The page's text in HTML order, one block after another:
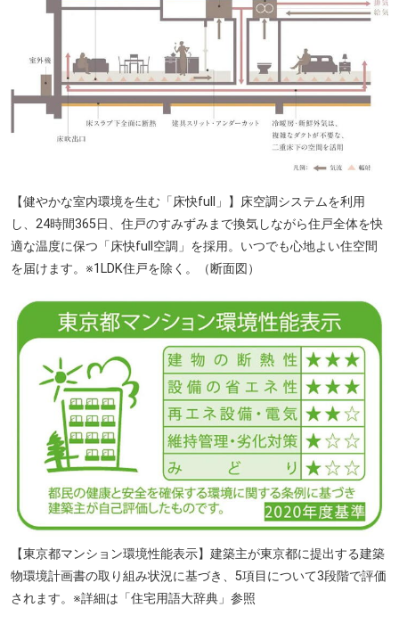
【健やかな室内環境を生む「床快full」】床空調システムを利用
し、24時間365日、住戸のすみずみまで換気しながら住戸全体を快
適な温度に保つ「床快full空調」を採用。いつでも心地よい住空間
を届けます。※1LDK住戸を除く。（断面図）
【東京都マンション環境性能表示】建築主が東京都に提出する建築
物環境計画書の取り組み状況に基づき、5項目について3段階で評価
されます。※詳細は「住宅用語大辞典」参照